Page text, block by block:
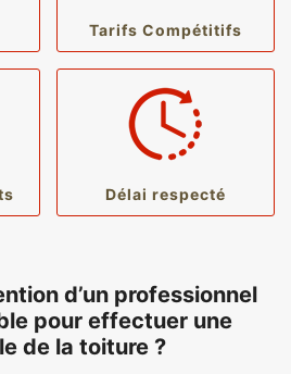
Tarifs Compétitifs
Délai respecté
d’un professionnel
pour effectuer une
de la toiture ?